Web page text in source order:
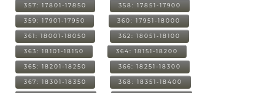
357: 17801-17850 358: 17851-17900
359: 17901-17950 360: 17951-18000
361: 18001-18050 362: 18051-18100
363: 18101-18150 364: 18151-18200
365: 18201-18250 366: 18251-18300
367: 18301-18350 368: 18351-18400